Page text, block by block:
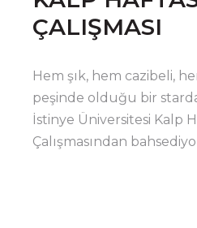
ÇALIŞMASI
Hem şık, hem cazibeli,
peşinde olduğu bir
İstinye Üniversitesi Kalp
Çalışmasından